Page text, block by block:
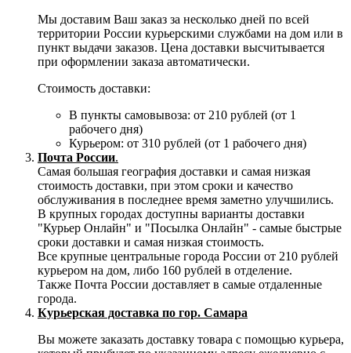
Мы доставим Ваш заказ за несколько дней по всей
территории России курьерскими службами на дом или в
пункт выдачи заказов. Цена доставки высчитывается
при оформлении заказа автоматически.
Стоимость доставки:
В пункты самовывоза: от 210 рублей (от 1
рабочего дня)
Курьером: от 310 рублей (от 1 рабочего дня)
Почта России.
Самая большая география доставки и самая низкая
стоимость доставки, при этом сроки и качество
обслуживания в последнее время заметно улучшились.
В крупных городах доступны варианты доставки
"Курьер Онлайн" и "Посылка Онлайн" - самые быстрые
сроки доставки и самая низкая стоимость.
Все крупные центральные города России от 210 рублей
курьером на дом, либо 160 рублей в отделение.
Также Почта России доставляет в самые отдаленные
города.
Курьерская доставка по гор. Самара
Вы можете заказать доставку товара с помощью курьера,